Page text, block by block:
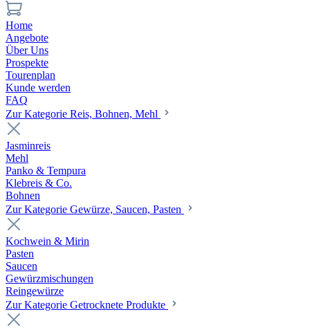
Home
Angebote
Über Uns
Prospekte
Tourenplan
Kunde werden
FAQ
Zur Kategorie Reis, Bohnen, Mehl
Jasminreis
Mehl
Panko & Tempura
Klebreis & Co.
Bohnen
Zur Kategorie Gewürze, Saucen, Pasten
Kochwein & Mirin
Pasten
Saucen
Gewürzmischungen
Reingewürze
Zur Kategorie Getrocknete Produkte